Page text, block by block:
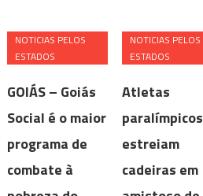
NOTICIAS PELOS
ESTADOS
GOIÁS – Goiás
Social é o maior
programa de
combate à
NOTICIAS PELOS
ESTADOS
Atletas
paralímpicos
estreiam
cadeiras em